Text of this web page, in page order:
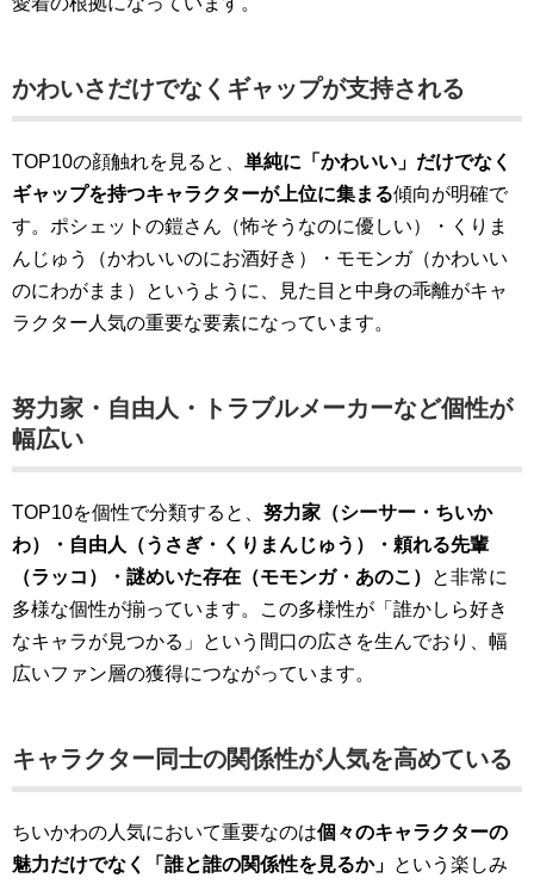
かわいさだけでなくギャップが支持される
TOP10の顔触れを見ると、 単純に「かわいい」だけでなく
ギャップを持つキャラクターが上位に集まる傾向が明確で
す。ポシェットの鎧さん（怖そうなのに優しい）・くりま
んじゅう（かわいいのにお酒好き）・モモンガ（かわいい
のにわがまま）というように、見た目と中身の乖離がキャ
ラクター人気の重要な要素になっています。
努力家・自由人・トラブルメーカーなど個性が
幅広い
TOP10を個性で分類すると、努力家（シーサー・ちいか
わ）・自由人（うさぎ・くりまんじゅう）・頼れる先輩
（ラッコ）・謎めいた存在（モモンガ・あのこ）
と非常に
多様な個性が揃っています。この多様性が「誰かしら好き
なキャラが見つかる」という間口の広さを生んでおり、幅
広いファン層の獲得につながっています。
キャラクター同士の関係性が人気を高めている
ちいかわの人気において重要なのは個々のキャラクターの
魅力だけでなく「誰と誰の関係性を見るか」 という楽しみ